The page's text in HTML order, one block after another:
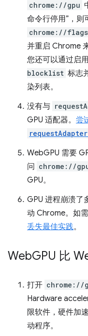
chrome://gpu
命令行停用”，则
chrome://
并重启 Chrome
您还可以通过启用
blocklist 标志
染列表。
没有与
GPU 适配器。 尝
WebGPU 需要
问 chrome://
GPU。
GPU 进程崩溃了
动 Chrome。如
丢失最佳实践。
WebGPU 比
打开 chrome://
Hardware
限软件，硬件加
动程序。